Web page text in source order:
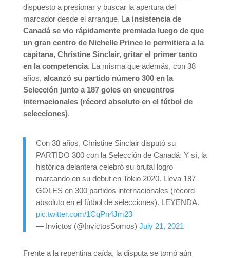
dispuesto a presionar y buscar la apertura del
marcador desde el arranque. L a insistencia de
Canadá se vio rápidamente premiada luego de que
un gran centro de Nichelle Prince le permitiera a la
capitana, Christine Sinclair, gritar el primer tanto
en la competencia. La misma que además, con 38
años, alcanzó su partido número 300 en la
Selección junto a 187 goles en encuentros
internacionales (récord absoluto en el fútbol de
selecciones).
Con 38 años, Christine Sinclair disputó su
PARTIDO 300 con la Selección de Canadá. Y sí, la
histórica delantera celebró su brutal logro
marcando en su debut en Tokio 2020. Lleva 187
GOLES en 300 partidos internacionales (récord
absoluto en el fútbol de selecciones). LEYENDA.
pic.twitter.com/1CqPn4Jm23
— Invictos (@InvictosSomos) July 21, 2021
Frente a la repentina caída, la disputa se tornó aún